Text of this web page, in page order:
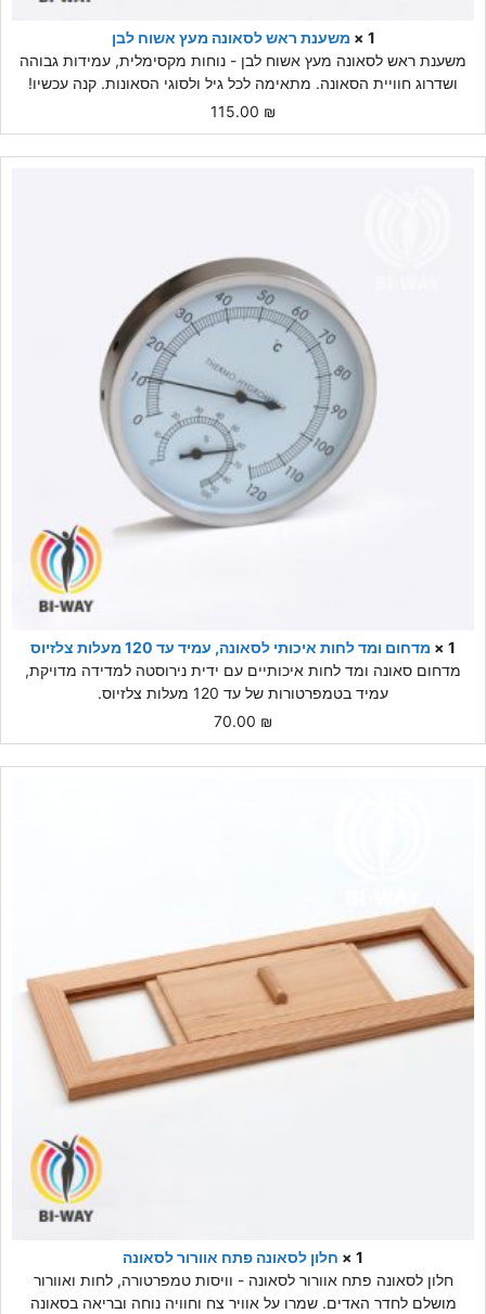
1 ×
משענת ראש לסאונה מעץ אשוח לבן
משענת ראש לסאונה מעץ אשוח לבן - נוחות מקסימלית, עמידות גבוהה
ושדרוג חוויית הסאונה. מתאימה לכל גיל ולסוגי הסאונות. קנה עכשיו!
115.00 ₪
1 ×
מדחום ומד לחות איכותי לסאונה, עמיד עד 120 מעלות צלזיוס
מדחום סאונה ומד לחות איכותיים עם ידית נירוסטה למדידה מדויקת,
עמיד בטמפרטורות של עד 120 מעלות צלזיוס.
70.00 ₪
1 ×
חלון לסאונה פתח אוורור לסאונה
חלון לסאונה פתח אוורור לסאונה - וויסות טמפרטורה, לחות ואוורור
מושלם לחדר האדים. שמרו על אוויר צח וחוויה נוחה ובריאה בסאונה